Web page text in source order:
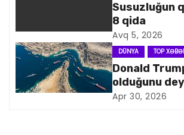
v
q
Susuzluğun
8 qida
Avq 5, 2026
DÜNYA TOP
Donald
olduğunu
Apr 30, 2026